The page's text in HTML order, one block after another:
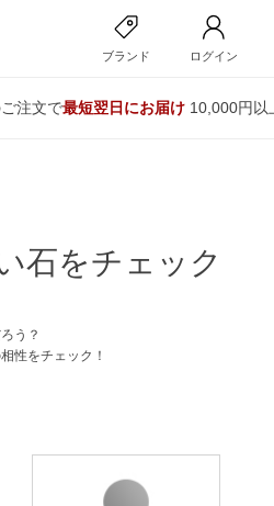
ブランド ログイン
注文で最短翌日にお届け10,000円以
石をチェック
う？
性をチェック！